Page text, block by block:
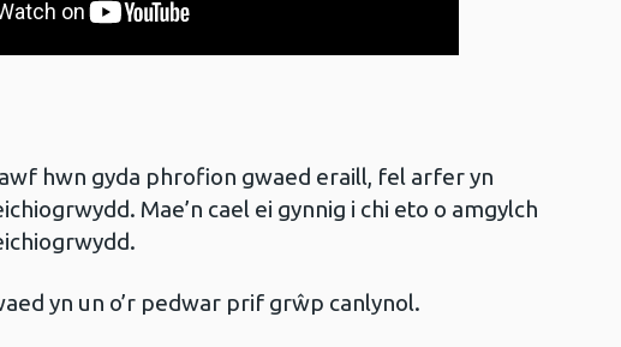
hwn gyda phrofion gwaed eraill, fel arfer yn
Mae’n cael ei gynnig i chi eto o amgylch
yn un o’r pedwar prif grŵp canlynol.